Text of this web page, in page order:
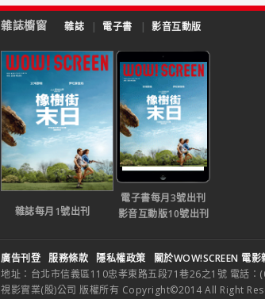
雜誌櫥窗 雜誌 | 電子書 | 影音互動版
雜誌每月1號出刊
電子書每月3號出刊
影音互動版10號出刊
廣告刊登 服務條款 隱私權政策
關於WOW!SCREEN 電影
地址：台北市信義區110忠孝東路五段71巷26之1號 電話
視影實業(股)公司 版權所有 Copyright©2014 All Right